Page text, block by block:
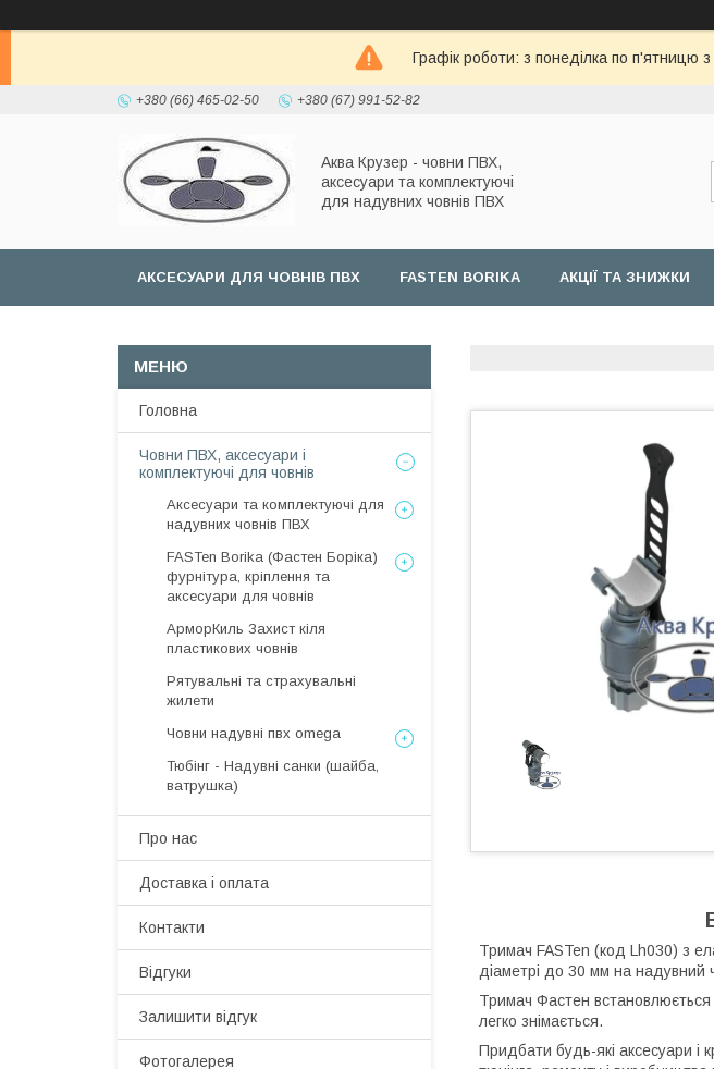
Графік роботи: з понеділка по п'ятницю
+380 (66) 465-02-50 +380 (67) 991-52-82
Аква Крузер - човни ПВХ,
аксесуари та комплектуючі
для надувних човнів ПВХ
АКСЕСУАРИ ДЛЯ ЧОВНІВ ПВХ FASTEN BORIKA АКЦІЇ ТА ЗНИЖКИ
Тримач FASTen (код Lh030) з
діаметрі до 30 мм на надувний
Тримач Фастен встановлюється
легко знімається.
Придбати будь-які аксесуари і
Головна
Човни ПВХ, аксесуари і
комплектуючі для човнів
Аксесуари та комплектуючі для
надувних човнів ПВХ
FASTen Borika (Фастен Боріка)
фурнітура, кріплення та
аксесуари для човнів
АрморКиль Захист кіля
пластикових човнів
Рятувальні та страхувальні
жилети
Човни надувні пвх omega
Тюбінг - Надувні санки (шайба,
ватрушка)
Про нас
Доставка і оплата
Контакти
Відгуки
Залишити відгук
Фотогалерея